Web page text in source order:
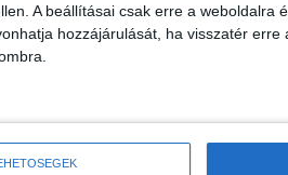
A beállításai csak erre a weboldalra
hozzájárulását, ha visszatér